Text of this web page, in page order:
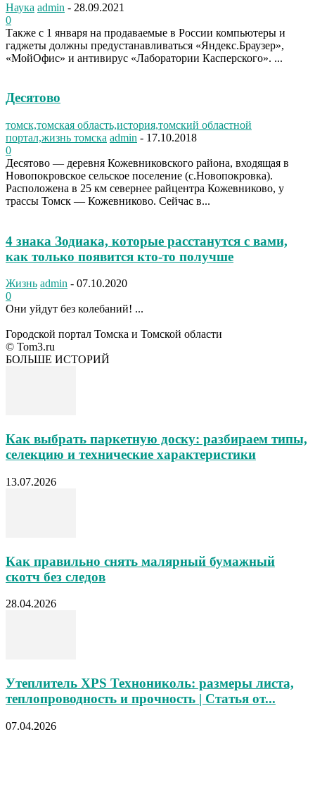
Наука admin - 28.09.2021
0
Также с 1 января на продаваемые в России компьютеры и
гаджеты должны предустанавливаться «Яндекс.Браузер»,
«МойОфис» и антивирус «Лаборатории Касперского». ...
Десятово
томск,томская область,история,томский областной
портал,жизнь томска admin - 17.10.2018
0
Десятово — деревня Кожевниковского района, входящая в
Новопокровское сельское поселение (с.Новопокровка).
Расположена в 25 км севернее райцентра Кожевниково, у
трассы Томск — Кожевниково. Сейчас в...
4 знака Зодиака, которые расстанутся с вами,
как только появится кто-то получше
Жизнь admin - 07.10.2020
0
Они уйдут без колебаний! ...
Городской портал Томска и Томской области
© Tom3.ru
БОЛЬШЕ ИСТОРИЙ
Как выбрать паркетную доску: разбираем типы,
селекцию и технические характеристики
13.07.2026
Как правильно снять малярный бумажный
скотч без следов
28.04.2026
Утеплитель XPS Технониколь: размеры листа,
теплопроводность и прочность | Статья от...
07.04.2026